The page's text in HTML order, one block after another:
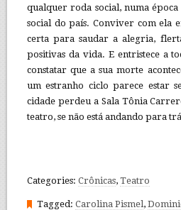
qualquer roda social, numa
social do país. Conviver com ela
certa para saudar a alegria,
positivas da vida. E entristece a
constatar que a sua morte
um estranho ciclo parece estar
cidade perdeu a Sala Tônia
teatro, se não está andando para
Categories: Crônicas, Teatro
Tagged: Carolina Pismel ,